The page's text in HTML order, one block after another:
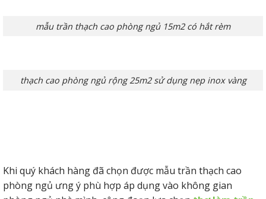
mẫu trần thạch cao phòng ngủ 15m2 có hắt rèm
thạch cao phòng ngủ rộng 25m2 sử dụng nẹp inox vàng
Khi quý khách hàng đã chọn được mẫu trần thạch cao
phòng ngủ ưng ý phù hợp áp dụng vào không gian